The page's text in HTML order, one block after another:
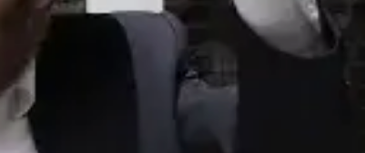
תמכו בהמשך הפצת שיעורים ותכנים